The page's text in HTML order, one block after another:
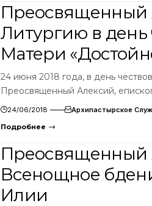
Преосвященный
Литургию в
Матери
24 июня 2018 года, в день
Преосвященный Алексий,
24/06/2018 Архипастырское
Подробнее
Преосвященный
Всенощное
Илии